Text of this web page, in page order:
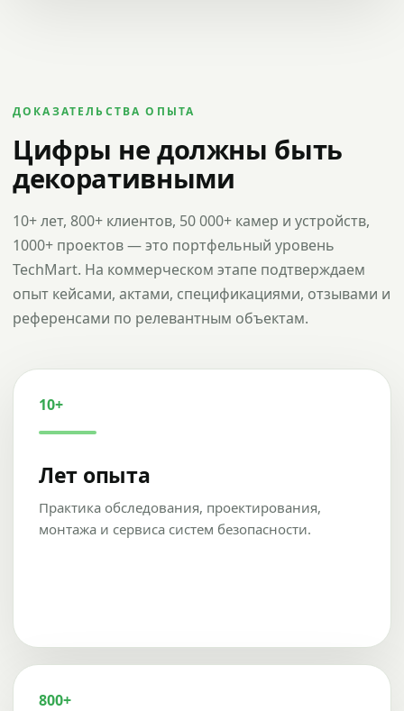
ДОКАЗАТЕЛЬСТВА ОПЫТА
Цифры не должны быть
декоративными
10+ лет, 800+ клиентов, 50 000+ камер и устройств,
1000+ проектов — это портфельный уровень
TechMart. На коммерческом этапе подтверждаем
опыт кейсами, актами, спецификациями, отзывами и
референсами по релевантным объектам.
10+
Лет опыта
Практика обследования, проектирования,
монтажа и сервиса систем безопасности.
800+